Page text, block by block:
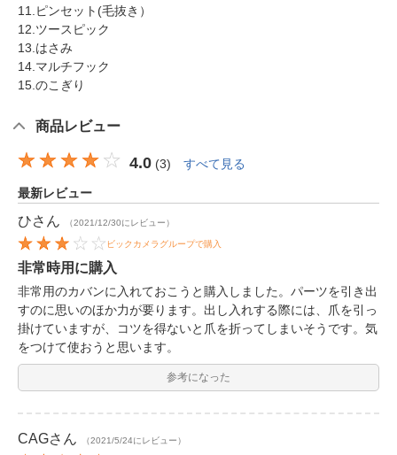
11.ピンセット(毛抜き）
12.ツースピック
13.はさみ
14.マルチフック
15.のこぎり
商品レビュー
4.0 (3) すべて見る
最新レビュー
ひさん （2021/12/30にレビュー）
ビックカメラグループで購入
非常時用に購入
非常用のカバンに入れておこうと購入しました。パーツを引き出
すのに思いのほか力が要ります。出し入れする際には、爪を引っ
掛けていますが、コツを得ないと爪を折ってしまいそうです。気
をつけて使おうと思います。
参考になった
CAGさん （2021/5/24にレビュー）